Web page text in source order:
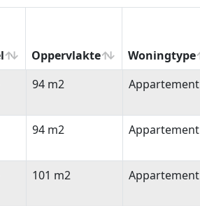
Oppervlakte Woningtype
Oppervlakte Woningtype
94 m2 Appartement
94 m2 Appartement
101 m2 Appartement